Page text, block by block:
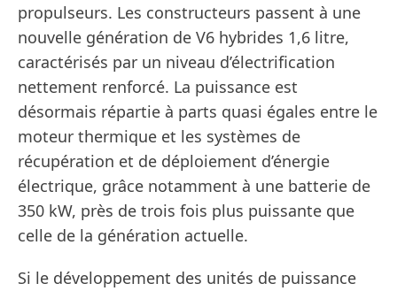
propulseurs. Les constructeurs passent à une
nouvelle génération de V6 hybrides 1,6 litre,
caractérisés par un niveau d’électrification
nettement renforcé. La puissance est
désormais répartie à parts quasi égales entre le
moteur thermique et les systèmes de
récupération et de déploiement d’énergie
électrique, grâce notamment à une batterie de
350 kW, près de trois fois plus puissante que
celle de la génération actuelle.
Si le développement des unités de puissance